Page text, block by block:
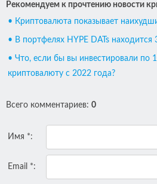
Рекомендуем к прочтению новости
• Криптовалюта показывает
• В портфелях HYPE DATs
• Что, если бы вы инвестировали по
криптовалюту с 2022 года?
Всего комментариев: 0
Имя *:
Email *: